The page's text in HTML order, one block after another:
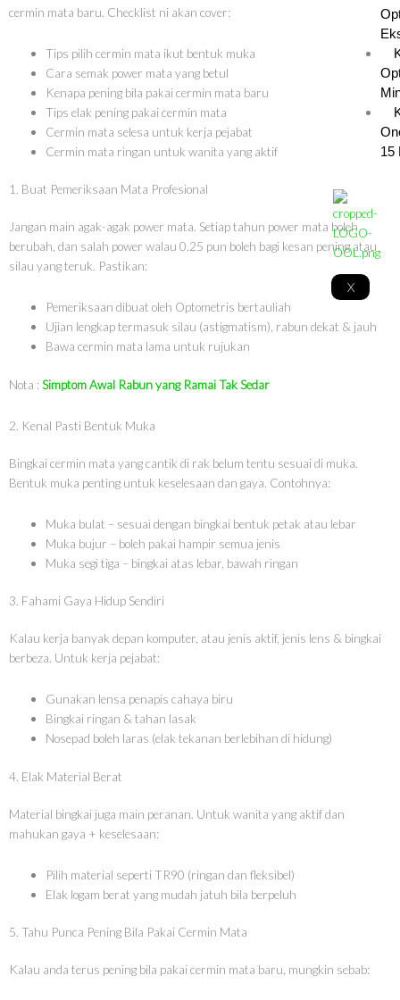
15
X
cermin mata baru. Checklist ni akan cover:
Tips pilih cermin mata ikut bentuk muka
Cara semak power mata yang betul
Kenapa pening bila pakai cermin mata baru
Tips elak pening pakai cermin mata
Cermin mata selesa untuk kerja pejabat
Cermin mata ringan untuk wanita yang aktif
1. Buat Pemeriksaan Mata Profesional
Jangan main agak-agak power mata. Setiap tahun power mata boleh
berubah, dan salah power walau 0.25 pun boleh bagi kesan pening atau
silau yang teruk. Pastikan:
Pemeriksaan dibuat oleh Optometris bertauliah
Ujian lengkap termasuk silau (astigmatism), rabun dekat & jauh
Bawa cermin mata lama untuk rujukan
Nota : Simptom Awal Rabun yang Ramai Tak Sedar
2. Kenal Pasti Bentuk Muka
Bingkai cermin mata yang cantik di rak belum tentu sesuai di muka.
Bentuk muka penting untuk keselesaan dan gaya. Contohnya:
Muka bulat – sesuai dengan bingkai bentuk petak atau lebar
Muka bujur – boleh pakai hampir semua jenis
Muka segi tiga – bingkai atas lebar, bawah ringan
3. Fahami Gaya Hidup Sendiri
Kalau kerja banyak depan komputer, atau jenis aktif, jenis lens & bingkai
berbeza. Untuk kerja pejabat:
Gunakan lensa penapis cahaya biru
Bingkai ringan & tahan lasak
Nosepad boleh laras (elak tekanan berlebihan di hidung)
4. Elak Material Berat
Material bingkai juga main peranan. Untuk wanita yang aktif dan
mahukan gaya + keselesaan:
Pilih material seperti TR90 (ringan dan fleksibel)
Elak logam berat yang mudah jatuh bila berpeluh
5. Tahu Punca Pening Bila Pakai Cermin Mata
Kalau anda terus pening bila pakai cermin mata baru, mungkin sebab: